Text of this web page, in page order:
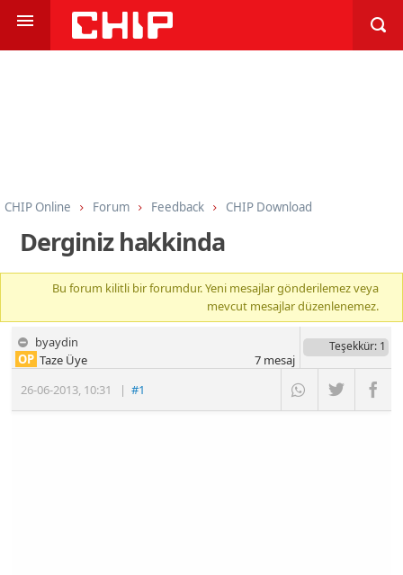
CHIP Online Forum Feedback CHIP Download
Derginiz hakkinda
Bu forum kilitli bir forumdur. Yeni mesajlar gönderilemez veya
mevcut mesajlar düzenlenemez.
byaydin
26-06-2013, 10:31 |#1
OP Taze Üye
Teşekkür: 1
7mesaj